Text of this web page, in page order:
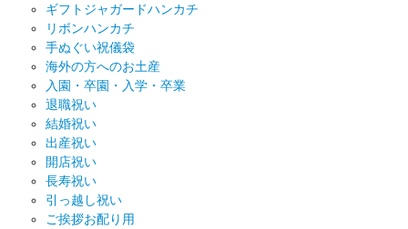
ギフトジャガードハンカチ
リボンハンカチ
手ぬぐい祝儀袋
海外の方へのお土産
入園・卒園・入学・卒業
退職祝い
結婚祝い
出産祝い
開店祝い
長寿祝い
引っ越し祝い
ご挨拶お配り用